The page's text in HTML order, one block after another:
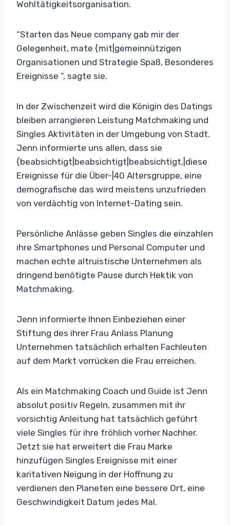
Wohltätigkeitsorganisation.
“Starten das Neue company gab mir der
Gelegenheit, mate {mit|gemeinnützigen
Organisationen und Strategie Spaß, Besonderes
Ereignisse “, sagte sie.
In der Zwischenzeit wird die Königin des Datings
bleiben arrangieren Leistung Matchmaking und
Singles Aktivitäten in der Umgebung von Stadt.
Jenn informierte uns allen, dass sie
{beabsichtigt|beabsichtigt|beabsichtigt,|diese
Ereignisse für die Über-|40 Altersgruppe, eine
demografische das wird meistens unzufrieden
von verdächtig von Internet-Dating sein.
Persönliche Anlässe geben Singles die einzahlen
ihre Smartphones und Personal Computer und
machen echte altruistische Unternehmen als
dringend benötigte Pause durch Hektik von
Matchmaking.
Jenn informierte Ihnen Einbeziehen einer
Stiftung des ihrer Frau Anlass Planung
Unternehmen tatsächlich erhalten Fachleuten
auf dem Markt vorrücken die Frau erreichen.
Als ein Matchmaking Coach und Guide ist Jenn
absolut positiv Regeln, zusammen mit ihr
vorsichtig Anleitung hat tatsächlich geführt
viele Singles für ihre fröhlich vorher Nachher.
Jetzt sie hat erweitert die Frau Marke
hinzufügen Singles Ereignisse mit einer
karitativen Neigung in der Hoffnung zu
verdienen den Planeten eine bessere Ort, eine
Geschwindigkeit Datum jedes Mal.